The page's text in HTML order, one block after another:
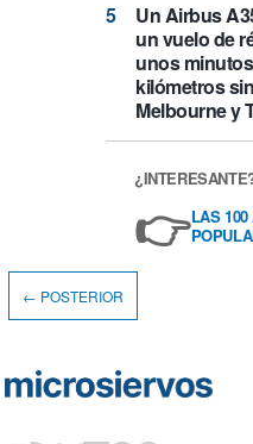
Un Airbus
un vuelo de
unos
kilómetros
Melbourne y
👉LAS
← POSTERIOR